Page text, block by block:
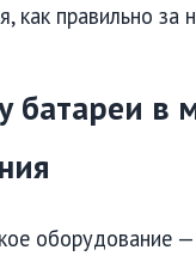
как правильно
батареи в
оборудование